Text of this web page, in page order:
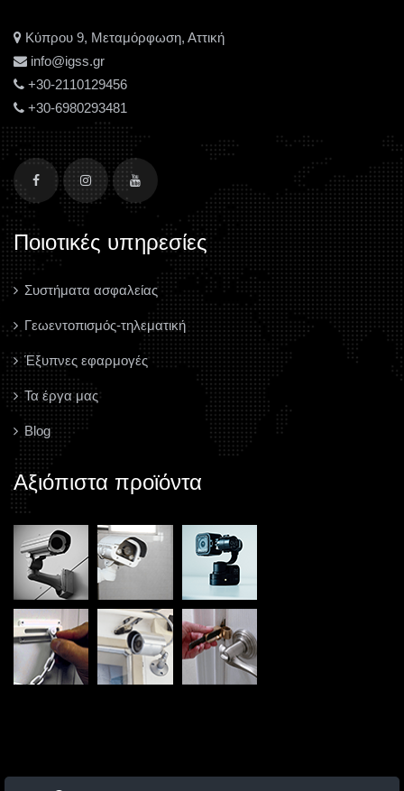
Κύπρου 9, Μεταμόρφωση, Αττική
info@igss.gr
+30-2110129456
+30-6980293481
Ποιοτικές υπηρεσίες
Συστήματα ασφαλείας
Γεωεντοπισμός-τηλεματική
Έξυπνες εφαρμογές
Τα έργα μας
Blog
Αξιόπιστα προϊόντα